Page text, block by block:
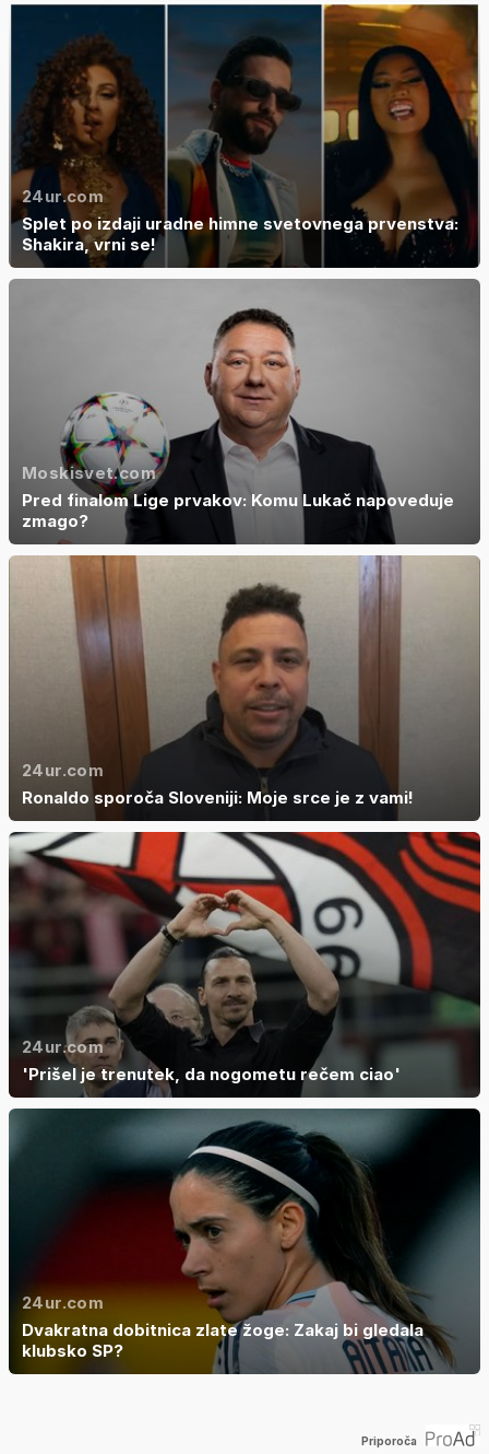
24ur.com
Splet po izdaji uradne himne svetovnega prvenstva:
Shakira, vrni se!
Moskisvet.com
Pred finalom Lige prvakov: Komu Lukač napoveduje
zmago?
24ur.com
Ronaldo sporoča Sloveniji: Moje srce je z vami!
24ur.com
'Prišel je trenutek, da nogometu rečem ciao'
24ur.com
Dvakratna dobitnica zlate žoge: Zakaj bi gledala
klubsko SP?
Priporoča